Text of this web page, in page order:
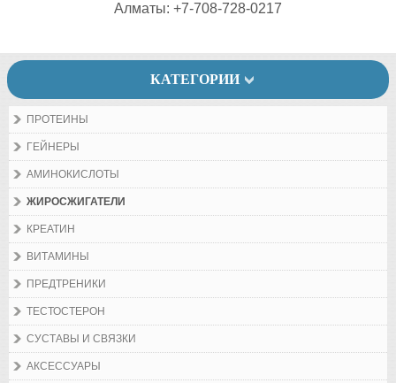
Алматы: +7-708-728-0217
КАТЕГОРИИ
ПРОТЕИНЫ
ГЕЙНЕРЫ
АМИНОКИСЛОТЫ
ЖИРОСЖИГАТЕЛИ
КРЕАТИН
ВИТАМИНЫ
ПРЕДТРЕНИКИ
ТЕСТОСТЕРОН
СУСТАВЫ И СВЯЗКИ
АКСЕССУАРЫ